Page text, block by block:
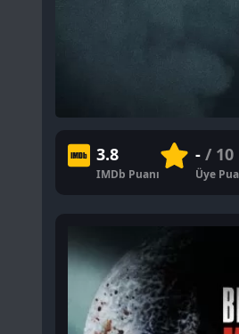
3.8
IMDb Puanı
-/ 10
Üye